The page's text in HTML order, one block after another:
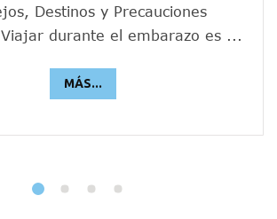
Destinos y Precauciones
Viajar durante el embarazo es ...
MÁS...